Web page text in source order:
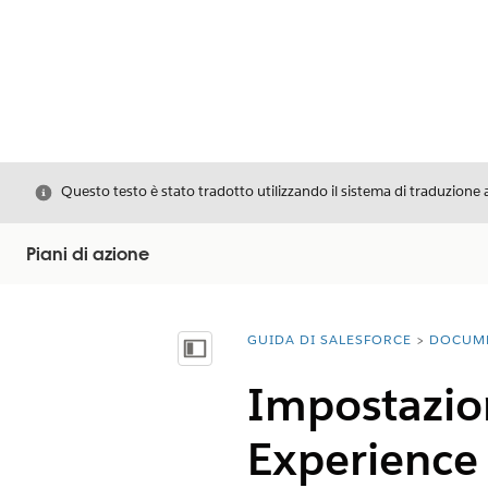
Chiudi
Questo testo è stato tradotto utilizzando il sistema di
Piani di azione
Mostra sommario
Ti trovi qui:
GUIDA DI SALESFORCE